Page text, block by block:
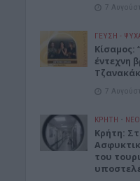
7
ΓΕΎΣΗ -
Κίσαμος:
έντεχνη
7
ΚΡΗΤΗ •
Κρήτη:
του